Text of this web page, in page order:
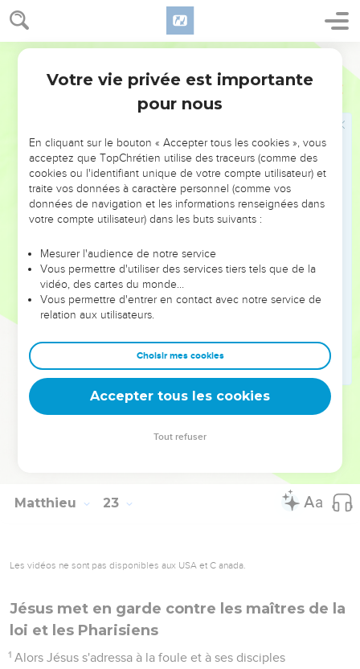
Matthieu 22
loi ? »
Jésus lui répondit : « Tu aimeras le Seigneur, ton Dieu, de
tout ton cœur, de toute ton âme et de toute ta pensée.
C'est le premier commandement et le plus grand.
Et voici le deuxième, qui lui est semblable : Tu aimeras ton
De ces deux commandements dépendent toute la loi et
les prophètes. »
Le Messie et David
interrogea
en ces termes : « Que pensez-vous du Messie ? De qui
est-il le fils ? » Ils lui répondirent : « De David. »
Et Jésus leur dit : « Comment donc David, animé par
l'Esprit, peut-il l'appeler Seigneur lorsqu'il dit :
Le Seigneur a dit à mon Seigneur : ‘Assieds-toi à ma droite
jusqu'à ce que j'aie fait de tes ennemis ton marchepied’ ?
Si donc David l'appelle Seigneur, comment peut-il être
Matthieu 23
Les vidéos ne sont pas disponibles aux USA et C anada.
Jésus met en garde contre les maîtres de la
loi et les Pharisiens
1 Alors Jésus s'adressa à la foule et à ses disciples
Votre vie privée est importante
pour nous
En cliquant sur le bouton « Accepter tous les cookies », vous
acceptez que TopChrétien utilise des traceurs (comme des
cookies ou l'identifiant unique de votre compte utilisateur) et
traite vos données à caractère personnel (comme vos
données de navigation et les informations renseignées dans
votre compte utilisateur) dans les buts suivants :
Mesurer l'audience de notre service
Vous permettre d'utiliser des services tiers tels que de la
vidéo, des cartes du monde…
Vous permettre d'entrer en contact avec notre service de
relation aux utilisateurs.
Choisir mes cookies
Accepter tous les cookies
Tout refuser